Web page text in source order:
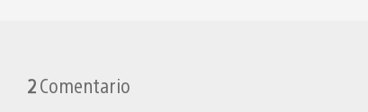
2Comentario